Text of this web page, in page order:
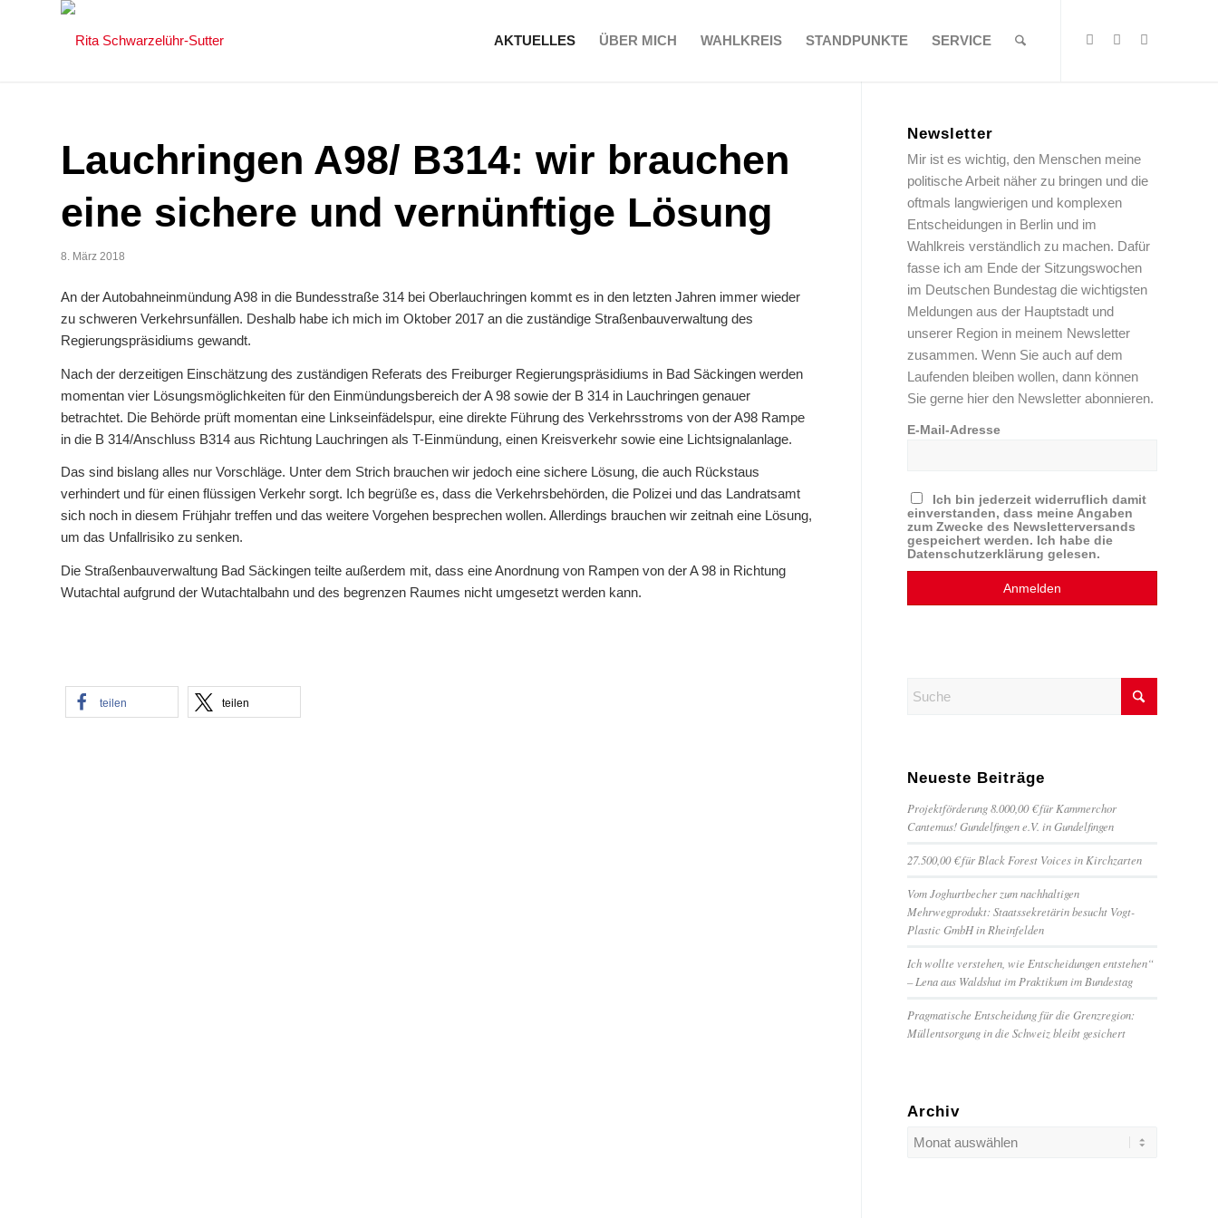
AKTUELLES ÜBER MICH WAHLKREIS STANDPUNKTE SERVICE
Lauchringen A98/ B314: wir brauchen
eine sichere und vernünftige Lösung
8. März 2018
An der Autobahneinmündung A98 in die Bundesstraße 314 bei Oberlauchringen kommt es in den letzten Jahren immer wieder
zu schweren Verkehrsunfällen. Deshalb habe ich mich im Oktober 2017 an die zuständige Straßenbauverwaltung des
Regierungspräsidiums gewandt.
Nach der derzeitigen Einschätzung des zuständigen Referats des Freiburger Regierungspräsidiums in Bad Säckingen werden
momentan vier Lösungsmöglichkeiten für den Einmündungsbereich der A 98 sowie der B 314 in Lauchringen genauer
betrachtet. Die Behörde prüft momentan eine Linkseinfädelspur, eine direkte Führung des Verkehrsstroms von der A98 Rampe
in die B 314/Anschluss B314 aus Richtung Lauchringen als T-Einmündung, einen Kreisverkehr sowie eine Lichtsignalanlage.
Das sind bislang alles nur Vorschläge. Unter dem Strich brauchen wir jedoch eine sichere Lösung, die auch Rückstaus
verhindert und für einen flüssigen Verkehr sorgt. Ich begrüße es, dass die Verkehrsbehörden, die Polizei und das Landratsamt
sich noch in diesem Frühjahr treffen und das weitere Vorgehen besprechen wollen. Allerdings brauchen wir zeitnah eine Lösung,
um das Unfallrisiko zu senken.
Die Straßenbauverwaltung Bad Säckingen teilte außerdem mit, dass eine Anordnung von Rampen von der A 98 in Richtung
Wutachtal aufgrund der Wutachtalbahn und des begrenzen Raumes nicht umgesetzt werden kann.
teilen teilen
Newsletter
Mir ist es wichtig, den Menschen meine
politische Arbeit näher zu bringen und die
oftmals langwierigen und komplexen
Entscheidungen in Berlin und im
Wahlkreis verständlich zu machen. Dafür
fasse ich am Ende der Sitzungswochen
im Deutschen Bundestag die wichtigsten
Meldungen aus der Hauptstadt und
unserer Region in meinem Newsletter
zusammen. Wenn Sie auch auf dem
Laufenden bleiben wollen, dann können
Sie gerne hier den Newsletter abonnieren.
E-Mail-Adresse
Ich bin jederzeit widerruflich damit
einverstanden, dass meine Angaben
zum Zwecke des Newsletterversands
gespeichert werden. Ich habe die
Datenschutzerklärung gelesen.
Neueste Beiträge
Projektförderung 8.000,00 € für Kammerchor
Cantemus! Gundelfingen e.V. in Gundelfingen
27.500,00 € für Black Forest Voices in Kirchzarten
Vom Joghurtbecher zum nachhaltigen
Mehrwegprodukt: Staatssekretärin besucht Vogt-
Plastic GmbH in Rheinfelden
Ich wollte verstehen, wie Entscheidungen entstehen“
– Lena aus Waldshut im Praktikum im Bundestag
Pragmatische Entscheidung für die Grenzregion:
Müllentsorgung in die Schweiz bleibt gesichert
Archiv